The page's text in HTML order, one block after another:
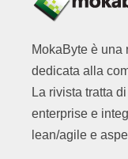
MokaByte è una
dedicata alla
La rivista tratta
enterprise e
lean/agile e